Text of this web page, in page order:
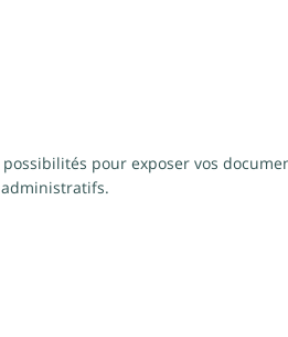
pour exposer vos